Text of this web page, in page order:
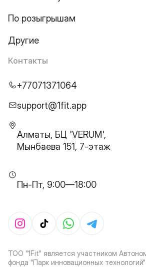
По розыгрышам
Другие
Контакты
+77071371064
support@1fit.app
Алматы, БЦ 'VERUM',
Мынбаева 151, 7-этаж
Пн-Пт, 9:00—18:00
ТОО "1Fit" является участником
фонда "Парк инновационных